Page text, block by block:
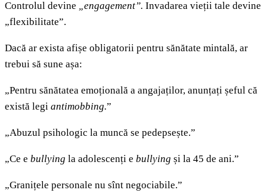
Controlul devine „engagement”. Invadarea vieții tale devine
„flexibilitate”.
Dacă ar exista afișe obligatorii pentru sănătate mintală, ar
trebui să sune așa:
„Pentru sănătatea emoțională a angajaților, anunțați șeful că
există legi antimobbing.”
„Abuzul psihologic la muncă se pedepsește.”
„Ce e bullying la adolescenți e bullying și la 45 de ani.”
„Granițele personale nu sînt negociabile.”